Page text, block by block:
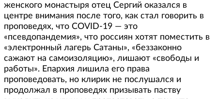
женского монастыря отец Сергий оказался в
центре внимания после того, как стал говорить в
проповедях, что COVID-19 — это
«псевдопандемия», что россиян хотят поместить в
«электронный лагерь Сатаны», «беззаконно
сажают на самоизоляцию», лишают «свободы и
работы». Епархия лишила его права
проповедовать, но клирик не послушался и
продолжал в проповедях призывать паству